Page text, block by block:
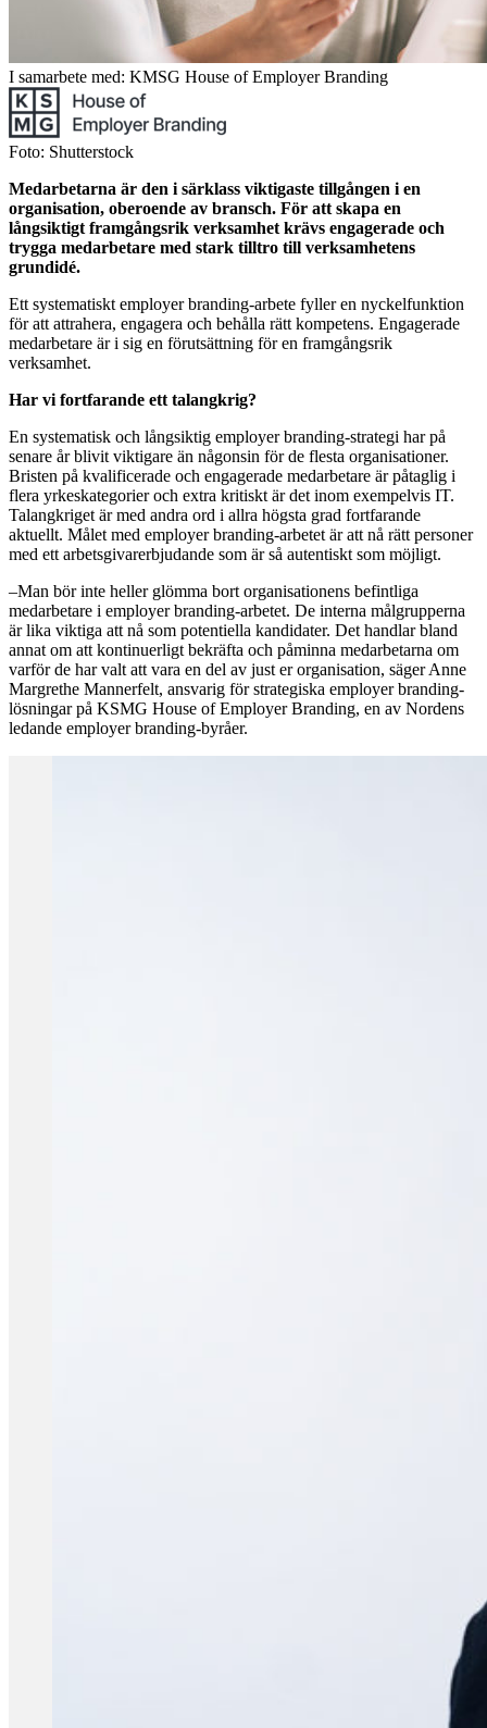
I samarbete med: KMSG House of Employer Branding
Foto: Shutterstock
Medarbetarna är den i särklass viktigaste tillgången i en
organisation, oberoende av bransch. För att skapa en
långsiktigt framgångsrik verksamhet krävs engagerade och
trygga medarbetare med stark tilltro till verksamhetens
grundidé.
Ett systematiskt employer branding-arbete fyller en nyckelfunktion
för att attrahera, engagera och behålla rätt kompetens. Engagerade
medarbetare är i sig en förutsättning för en framgångsrik
verksamhet.
Har vi fortfarande ett talangkrig?
En systematisk och långsiktig employer branding-strategi har på
senare år blivit viktigare än någonsin för de flesta organisationer.
Bristen på kvalificerade och engagerade medarbetare är påtaglig i
flera yrkeskategorier och extra kritiskt är det inom exempelvis IT.
Talangkriget är med andra ord i allra högsta grad fortfarande
aktuellt. Målet med employer branding-arbetet är att nå rätt personer
med ett arbetsgivarerbjudande som är så autentiskt som möjligt.
–Man bör inte heller glömma bort organisationens befintliga
medarbetare i employer branding-arbetet. De interna målgrupperna
är lika viktiga att nå som potentiella kandidater. Det handlar bland
annat om att kontinuerligt bekräfta och påminna medarbetarna om
varför de har valt att vara en del av just er organisation, säger Anne
Margrethe Mannerfelt, ansvarig för strategiska employer branding-
lösningar på KSMG House of Employer Branding, en av Nordens
ledande employer branding-byråer.